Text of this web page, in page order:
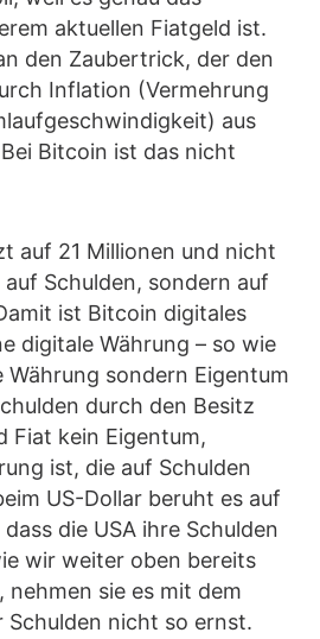
aktuellen Fiatgeld ist.
den Zaubertrick, der den
Inflation (Vermehrung
aus
Bitcoin ist das nicht
auf 21 Millionen und nicht
Schulden, sondern auf
ist Bitcoin digitales
digitale Währung – so wie
Währung sondern Eigentum
durch den Besitz
Fiat kein Eigentum,
ist, die auf Schulden
US-Dollar beruht es auf
die USA ihre Schulden
wir weiter oben bereits
sie es mit dem
Schulden nicht so ernst.